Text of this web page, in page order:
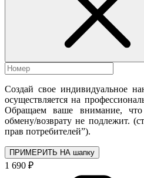
Создай свое индивидуальное
осуществляется на
Обращаем ваше внимание, что
обмену/возврату не подлежит.
прав потребителей”).
ПРИМЕРИТЬ НА шапку
1 690 ₽